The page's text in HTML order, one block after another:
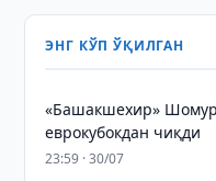
ЭНГ КЎП ЎҚИЛГАН
«Башакшехир»
еврокубокдан чиқди
23:59 · 30/07